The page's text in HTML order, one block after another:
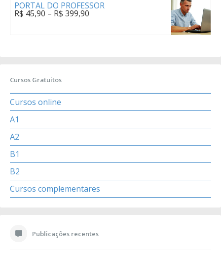
PORTAL DO PROFESSOR
R$ 45,90 – R$ 399,90
Cursos Gratuitos
Cursos online
A1
A2
B1
B2
Cursos complementares
Publicações recentes